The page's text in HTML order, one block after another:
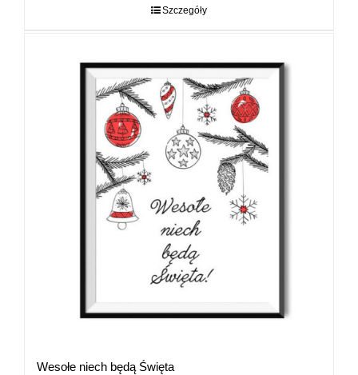
Szczegóły
Wesołe niech będą Święta